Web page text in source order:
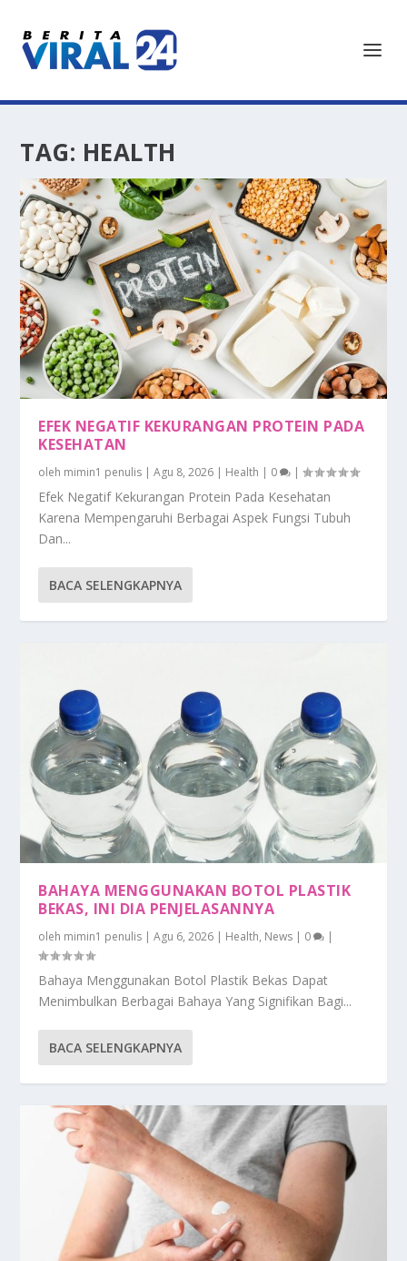
TAG: HEALTH
EFEK NEGATIF KEKURANGAN PROTEIN PADA
KESEHATAN
oleh mimin1 penulis |Agu 8, 2026 | Health | 0 |
Efek Negatif Kekurangan Protein Pada Kesehatan
Karena Mempengaruhi Berbagai Aspek Fungsi Tubuh
Dan...
BACA SELENGKAPNYA
BAHAYA MENGGUNAKAN BOTOL PLASTIK
BEKAS, INI DIA PENJELASANNYA
oleh mimin1 penulis |Agu 6, 2026 | Health, News | 0 |
Bahaya Menggunakan Botol Plastik Bekas Dapat
Menimbulkan Berbagai Bahaya Yang Signifikan Bagi...
BACA SELENGKAPNYA